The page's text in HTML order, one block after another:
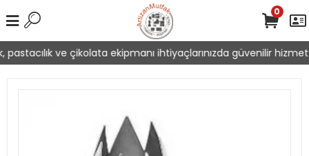
ve çikolata ekipmanı ihtiyaçlarınızda güvenilir hizmet
0